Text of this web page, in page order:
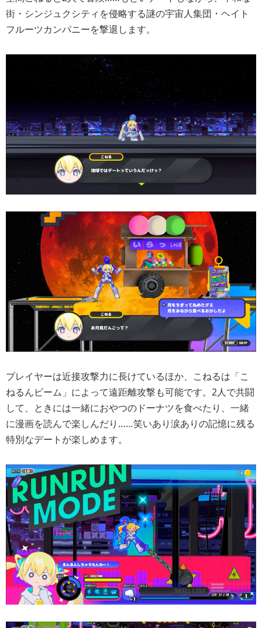
街・シンジュクシティを侵略する謎の宇宙人集団・ヘイト
フルーツカンパニーを撃退します。
プレイヤーは近接攻撃力に長けているほか、こねるは「こ
ねるんビーム」によって遠距離攻撃も可能です。2人で共闘
して、ときには一緒におやつのドーナツを食べたり、一緒
に漫画を読んで楽しんだり……笑いあり涙ありの記憶に残る
特別なデートが楽しめます。